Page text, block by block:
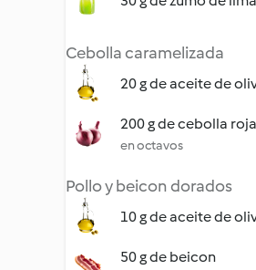
Cebolla caramelizada
20 g de aceite de
200 g de cebolla roja
en octavos
Pollo y beicon dorados
10 g de aceite de
50 g de beicon